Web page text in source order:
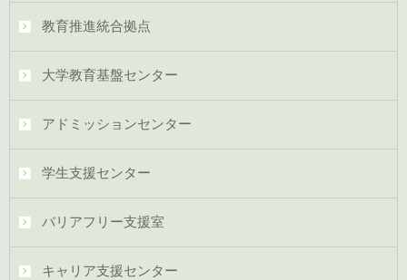
教育推進統合拠点
大学教育基盤センター
アドミッションセンター
学生支援センター
バリアフリー支援室
キャリア支援センター